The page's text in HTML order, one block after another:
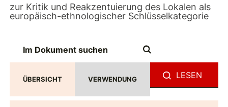
zur Kritik und Reakzentuierung des Lokalen als
europäisch-ethnologischer Schlüsselkategorie
ÜBERSICHT VERWENDUNG LESEN